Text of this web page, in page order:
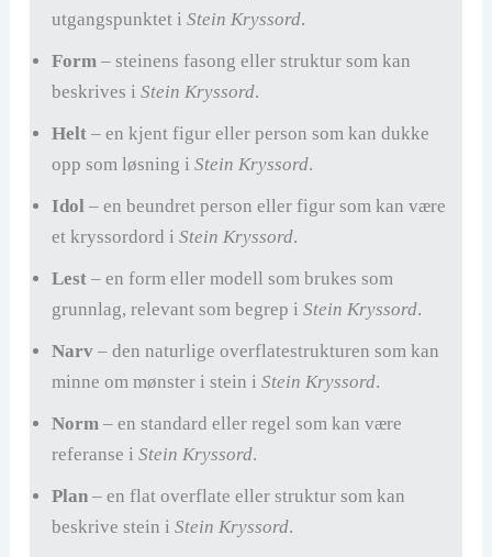
utgangspunktet i Stein Kryssord.
Form– steinens fasong eller struktur som kan
beskrives i Stein Kryssord.
Helt– en kjent figur eller person som kan dukke
opp som løsning i Stein Kryssord.
Idol– en beundret person eller figur som kan være
et kryssordord i Stein Kryssord.
Lest– en form eller modell som brukes som
grunnlag, relevant som begrep i Stein Kryssord.
Narv– den naturlige overflatestrukturen som kan
minne om mønster i stein i Stein Kryssord.
Norm– en standard eller regel som kan være
referanse i Stein Kryssord.
Plan– en flat overflate eller struktur som kan
beskrive stein i Stein Kryssord.